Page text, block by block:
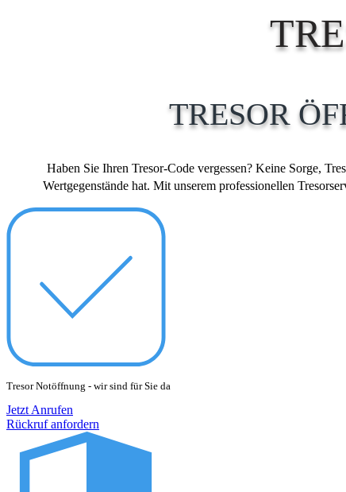
TRESOR
Haben Sie Ihren Tresor-Code vergessen? Keine Sorge,
Wertgegenstände hat. Mit unserem professionellen
Tresor Notöffnung - wir sind für Sie da
Jetzt Anrufen
Rückruf anfordern